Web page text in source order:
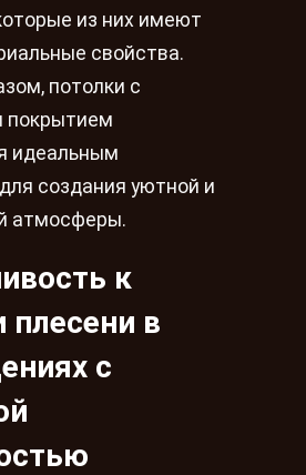
из них имеют
свойства.
потолки с
покрытием
идеальным
создания уютной и
атмосферы.
к
плесени в
с